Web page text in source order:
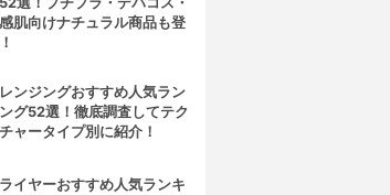
肌向けナチュラル商品も登
ンジングおすすめ人気ラン
グ52選！徹底調査してテク
ャータイプ別に紹介！
ライヤーおすすめ人気ランキ